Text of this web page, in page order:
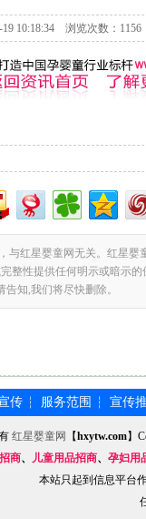
19 10:18:34 浏览次数：1156
与红星婴童网无关。红星婴
整性提供任何明示或暗示
知,我们将尽快删除。
传 ┆ 服务范围 ┆ 宣传
红星婴童网 【hxytw.com】
商、 儿童用品招商、 孕妇用
本站只起到信息平台